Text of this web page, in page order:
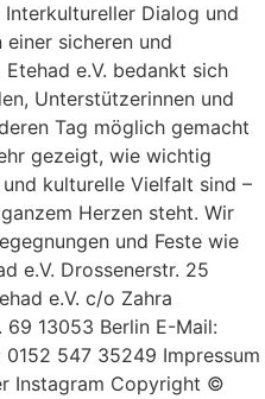
Dialog und
sicheren und
e.V. bedankt sich
Unterstützerinnen und
Tag möglich gemacht
gezeigt, wie wichtig
kulturelle Vielfalt sind –
Herzen steht. Wir
und Feste wie
e.V. Drossenerstr. 25
e.V. c/o Zahra
69 13053 Berlin E-Mail:
547 35249 Impressum​
Instagram Copyright ©